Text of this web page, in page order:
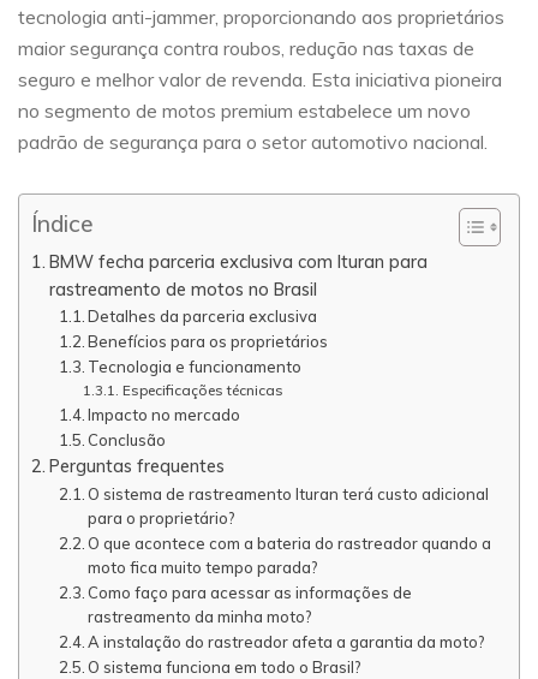
tecnologia anti-jammer, proporcionando aos proprietários
maior segurança contra roubos, redução nas taxas de
seguro e melhor valor de revenda. Esta iniciativa pioneira
no segmento de motos premium estabelece um novo
padrão de segurança para o setor automotivo nacional.
Índice
BMW fecha parceria exclusiva com Ituran para
rastreamento de motos no Brasil
Detalhes da parceria exclusiva
Benefícios para os proprietários
Tecnologia e funcionamento
Especificações técnicas
Impacto no mercado
Conclusão
Perguntas frequentes
O sistema de rastreamento Ituran terá custo adicional
para o proprietário?
O que acontece com a bateria do rastreador quando a
moto fica muito tempo parada?
Como faço para acessar as informações de
rastreamento da minha moto?
A instalação do rastreador afeta a garantia da moto?
O sistema funciona em todo o Brasil?